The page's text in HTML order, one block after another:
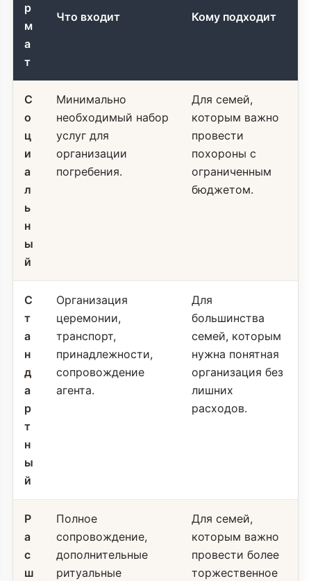
р
м
а
т
Что входит Кому подходит
С
о
ц
и
а
л
ь
н
ы
й
Минимально
необходимый набор
услуг для
организации
погребения.
Для семей,
которым важно
провести
похороны с
ограниченным
бюджетом.
С
т
а
н
д
а
р
т
н
ы
й
Организация
церемонии,
транспорт,
принадлежности,
сопровождение
агента.
Для
большинства
семей, которым
нужна понятная
организация без
лишних
расходов.
Р
а
с
ш
Полное
сопровождение,
дополнительные
ритуальные
Для семей,
которым важно
провести более
торжественное